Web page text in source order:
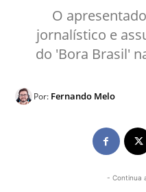
O
jornalístico e
do 'Bora Brasil'
Por: Fernando Melo
- Continua